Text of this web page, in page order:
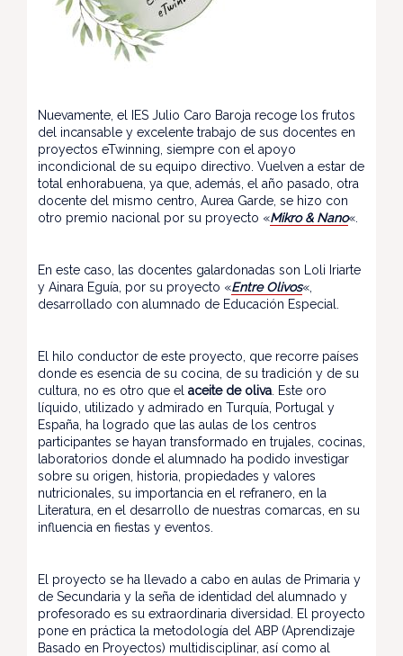
Nuevamente, el IES Julio Caro Baroja recoge los frutos
del incansable y excelente trabajo de sus docentes en
proyectos eTwinning, siempre con el apoyo
incondicional de su equipo directivo. Vuelven a estar de
total enhorabuena, ya que, además, el año pasado, otra
docente del mismo centro, Aurea Garde, se hizo con
otro premio nacional por su proyecto «Mikro & Nano«.
En este caso, las docentes galardonadas son Loli Iriarte
y Ainara Eguía, por su proyecto «Entre Olivos«,
desarrollado con alumnado de Educación Especial.
El hilo conductor de este proyecto, que recorre países
donde es esencia de su cocina, de su tradición y de su
cultura, no es otro que el aceite de oliva . Este oro
líquido, utilizado y admirado en Turquía, Portugal y
España, ha logrado que las aulas de los centros
participantes se hayan transformado en trujales, cocinas,
laboratorios donde el alumnado ha podido investigar
sobre su origen, historia, propiedades y valores
nutricionales, su importancia en el refranero, en la
Literatura, en el desarrollo de nuestras comarcas, en su
influencia en fiestas y eventos.
El proyecto se ha llevado a cabo en aulas de Primaria y
de Secundaria y la seña de identidad del alumnado y
profesorado es su extraordinaria diversidad. El proyecto
pone en práctica la metodología del ABP (Aprendizaje
Basado en Proyectos) multidisciplinar, así como al